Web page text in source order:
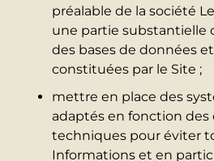
préalable de la société
une partie substantielle
des bases de données
constituées par le Site ;
mettre en place des
adaptés en fonction des
techniques pour éviter
Informations et en